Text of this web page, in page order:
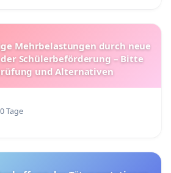
Mehrbelastungen durch neue
Schülerbeförderung – Bitte
und Alternativen
Tage